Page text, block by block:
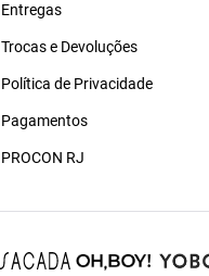
Entregas
Trocas e Devoluções
Política de Privacidade
Pagamentos
PROCON RJ